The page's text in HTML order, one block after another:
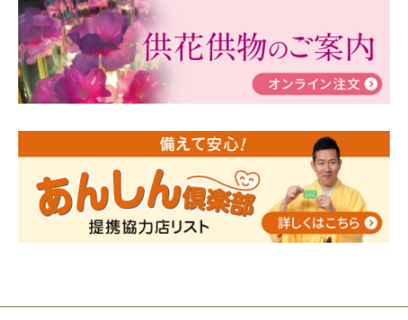
ぶ！はじめてのお葬式」小さな家族葬ハウス®町田成
瀬 ご参加ありがとうございました！
2024/01/19令和6年能登半島地震災害の寄付のご報
告
人形供養 寄付のご報告
2023/12/16終活なるほど教室＠小さな家族葬ハウ
ス®上鶴間 エンディングノートを書いてみよう！
2023/11/29 永田屋創業110周年記念式典 レンブラ
ントホテル東京町田